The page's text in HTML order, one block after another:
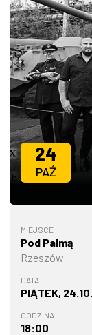
W KINACH
ZDJĘCIA
W
24
PAŹ
MIEJSCE
Pod Palmą
Rzeszów
DATA
PIĄTEK,
GODZINA
18:00